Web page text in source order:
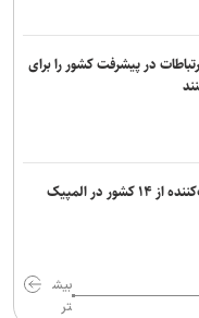
در پیشرفت کشور را برای
حضور ۲۰۰ شرکت‌کننده از ۱۴ کشور در المپیک
بیش
تر